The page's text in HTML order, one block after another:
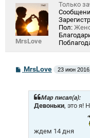
MrsLove
Только
Пол:
СMrsLove 23 июн
Mар писал(а):
Девоньки, это я!
ждем 14 дня